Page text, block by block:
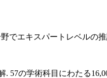
でエキスパートレベルの
. 57の学術科目にわたる